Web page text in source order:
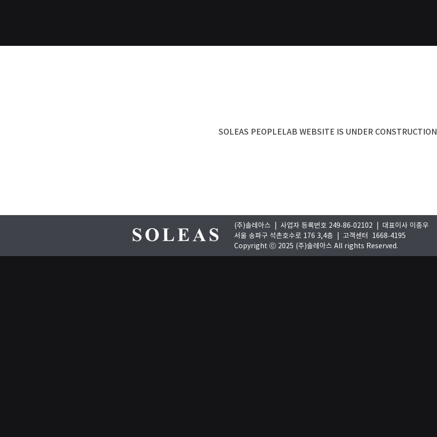
SOLEAS PEOPLELAB WEBSITE IS UNDER CONSTRUCTION
(주)솔레아스 | 사업자 등록번호 249-86-02102 | 대표이사 이종우
서울 송파구 석촌호수로 176 3,4층 | 고객센터 1668-4195
Copyright ⓒ 2025 (주)솔레아스 All rights Reserved.